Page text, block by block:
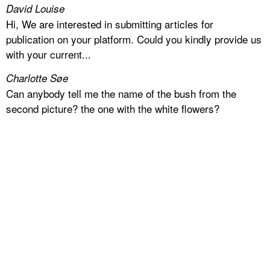
David Louise
Hi, We are interested in submitting articles for
publication on your platform. Could you kindly provide us
with your current...
Charlotte Søe
Can anybody tell me the name of the bush from the
second picture? the one with the white flowers?